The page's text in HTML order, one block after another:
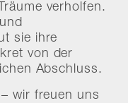
verholfen.
sie ihre
von der
Abschluss.
wir freuen uns